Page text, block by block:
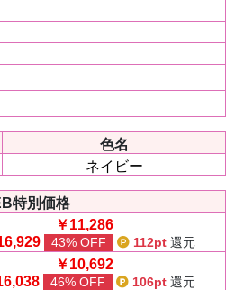
色名
ネイビー
特別価格
￥11,286
43% OFF 112pt 還元
￥10,692
46% OFF 106pt 還元